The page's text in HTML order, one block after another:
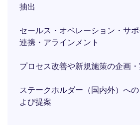
抽出
セールス・オペレーション・サ
連携・アラインメント
プロセス改善や新規施策の企画
ステークホルダー（国内外）へ
よび提案